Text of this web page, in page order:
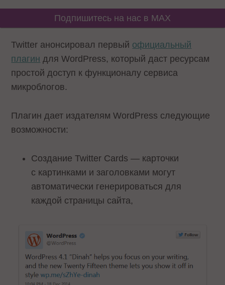
Подпишитесь на нас в MAX
Twitter анонсировал первый официальный
плагин для WordPress, который даст ресурсам
простой доступ к функционалу сервиса
микроблогов.
Плагин дает издателям WordPress следующие
возможности:
Создание Twitter Cards — карточки
с картинками и заголовками могут
автоматически генерироваться для
каждой страницы сайта,